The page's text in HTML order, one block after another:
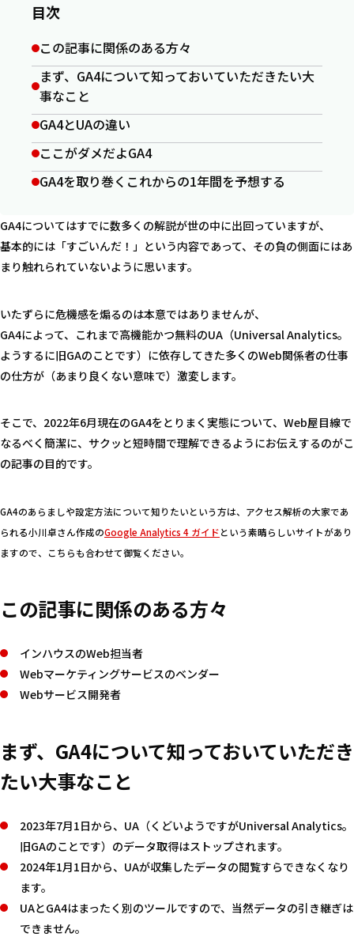
目次
この記事に関係のある方々
まず、GA4について知っておいていただきたい大
事なこと
GA4とUAの違い
ここがダメだよGA4
GA4を取り巻くこれからの1年間を予想する
GA4についてはすでに数多くの解説が世の中に出回っていますが、
基本的には「すごいんだ！」という内容であって、その負の側面にはあ
まり触れられていないように思います。
いたずらに危機感を煽るのは本意ではありませんが、
GA4によって、これまで高機能かつ無料のUA（Universal Analytics。
ようするに旧GAのことです）に依存してきた多くのWeb関係者の仕事
の仕方が（あまり良くない意味で）激変します。
そこで、2022年6月現在のGA4をとりまく実態について、Web屋目線で
なるべく簡潔に、サクッと短時間で理解できるようにお伝えするのがこ
の記事の目的です。
GA4のあらましや設定方法について知りたいという方は、アクセス解析の大家であ
られる小川卓さん作成のGoogle Analytics 4 ガイドという素晴らしいサイトがあり
ますので、こちらも合わせて御覧ください。
この記事に関係のある方々
インハウスのWeb担当者
Webマーケティングサービスのベンダー
Webサービス開発者
まず、GA4について知っておいていただき
たい大事なこと
2023年7月1日から、UA（くどいようですがUniversal Analytics。
旧GAのことです）のデータ取得はストップされます。
2024年1月1日から、UAが収集したデータの閲覧すらできなくなり
ます。
UAとGA4はまったく別のツールですので、当然データの引き継ぎは
できません。